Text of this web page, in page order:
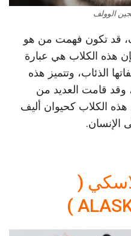
الوولف
قد تكون فهمت من هو
هذه الكلاب هي عبارة
الذئاب، وتتميز هذه
وقد قامت العديد من
هذه الكلاب كحيوان أليف
الإنسان.
(